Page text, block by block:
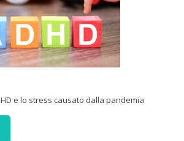
e lo stress causato dalla pandemia